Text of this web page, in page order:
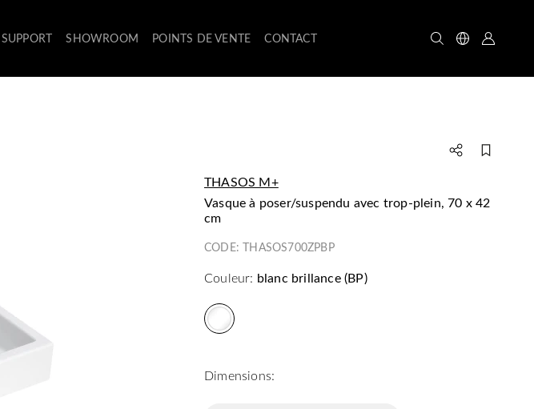
SUPPORT SHOWROOM POINTS DE VENTE CONTACT
THASOS M+
vasque à poser/suspendu avec trop-plein, 70 x 42
cm
CODE:THASOS700ZPBP
Couleur: blanc brillance (BP)
Dimensions: